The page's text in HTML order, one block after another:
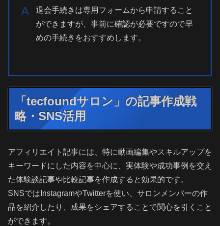
A
退会手続きは専用フォームから申請すること
ができますが、事前に確認が必要ですので早
めの手続きをおすすめします。
「tecfoundサロン」の記事作成戦
略・SNS活用
アフィリエイト記事には、特に動画編集やスキルアップを
キーワードにした内容を中心に、実体験や成功事例を交え
た体験談記事や比較記事を作成すると効果的です。
SNSではInstagramやTwitterを使い、サロンメンバーの作
品を紹介したり、成果をシェアすることで関心を引くこと
ができます。